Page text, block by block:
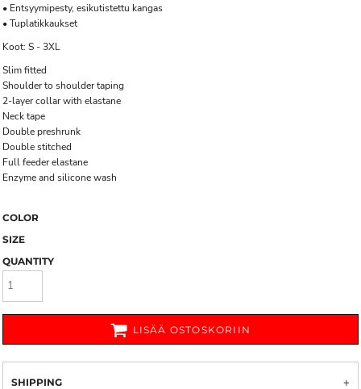
• Entsyymipesty, esikutistettu kangas
• Tuplatikkaukset
Koot: S - 3XL
Slim fitted
Shoulder to shoulder taping
2-layer collar with elastane
Neck tape
Double preshrunk
Double stitched
Full feeder elastane
Enzyme and silicone wash
COLOR
SIZE
QUANTITY
LISÄÄ OSTOSKORIIN
SHIPPING